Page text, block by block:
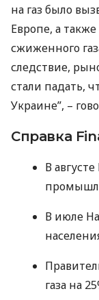
на газ было
Европе, а
сжиженного
следствие,
стали падать,
Украине”, –
Справка
В
В июле
газа на